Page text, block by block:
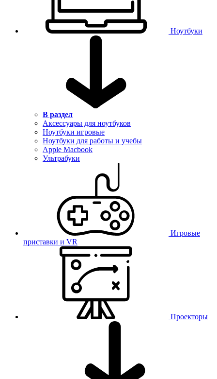
Ноутбуки
В раздел
Аксессуары для ноутбуков
Ноутбуки игровые
Ноутбуки для работы и учебы
Apple Macbook
Ультрабуки
Игровые
приставки и VR
Проекторы